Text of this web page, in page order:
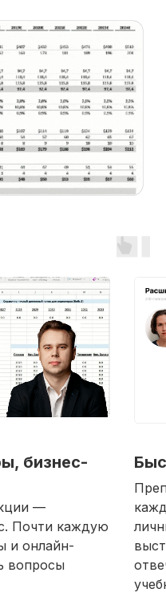
бизнес-
—
Почти каждую
и онлайн-
вопросы
Выдаем международный